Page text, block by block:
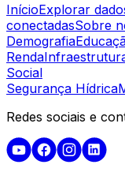
InícioExplorar
conectadasSobre
Demografia
Renda
Social
Segurança Hídrica
Redes sociais e